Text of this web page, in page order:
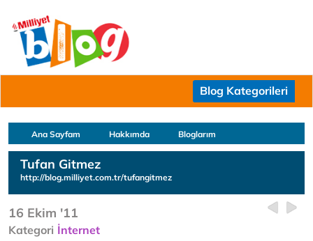
Blog Kategorileri
Ana Sayfam Hakkımda Bloglarım
Tufan Gitmez
http://blog.milliyet.com.tr/tufangitmez
16 Ekim '11
Kategori İnternet